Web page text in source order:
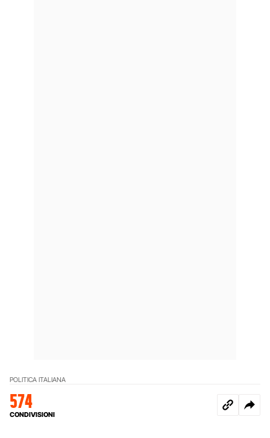
POLITICA ITALIANA
574
CONDIVISIONI